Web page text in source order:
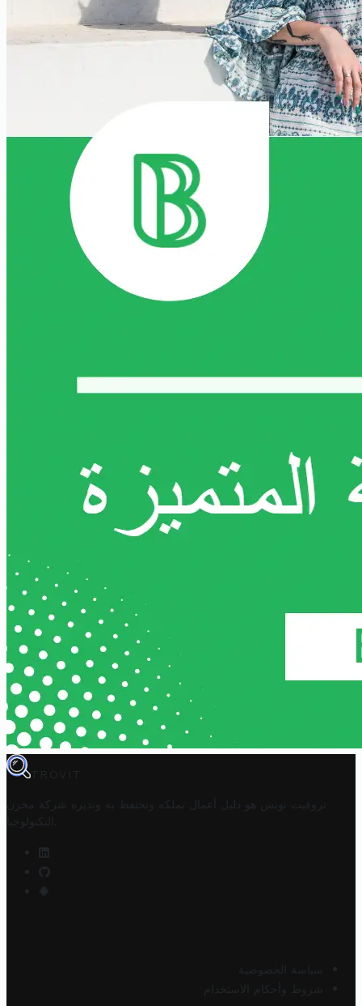
TROVIT
تروفيت تونس هو دليل أعمال تملكه وتحتفظ به وتديره
شركة مخزن
التكنولوجيا
سياسة الخصوصية
شروط وأحكام الاستخدام